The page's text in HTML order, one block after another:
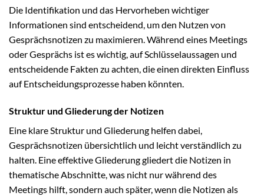
Die Identifikation und das Hervorheben wichtiger
Informationen sind entscheidend, um den Nutzen von
Gesprächsnotizen zu maximieren. Während eines Meetings
oder Gesprächs ist es wichtig, auf Schlüsselaussagen und
entscheidende Fakten zu achten, die einen direkten Einfluss
auf Entscheidungsprozesse haben könnten.
Struktur und Gliederung der Notizen
Eine klare Struktur und Gliederung helfen dabei,
Gesprächsnotizen übersichtlich und leicht verständlich zu
halten. Eine effektive Gliederung gliedert die Notizen in
thematische Abschnitte, was nicht nur während des
Meetings hilft, sondern auch später, wenn die Notizen als